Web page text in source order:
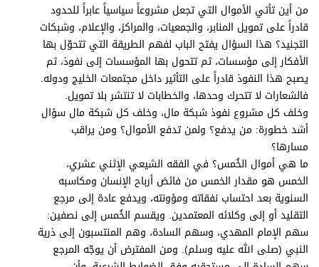
بودكاست
إنفوجراف
قصة صورة
كاريكتير
برامج
عدد اليوم
مواقيت الصلاة
الأحوال الجوية
من أين تأتي الأموال التي تجعل مشروعاً سياسياً عابراً للحدود
قادراً على تمويل المنابر، والجمعيات، والمراكز، والإعلام، وشبكات
التجنيد؟ هذا السؤال يفتح الباب لفهم الطريقة التي تتحوّل بها
الأفكار إلى مؤسسات، ثم تتحول بها المؤسسات إلى نفوذ، ثم
يصبح هذا النفوذ قادراً على التأثير داخل مجتمعات الخليج ودوله.
فالشعارات لا تتحرك وحدها، والخطابات لا تنتشر بلا تمويل.
وخلف كل مشروع نفوذ شبكة مال، وخلف كل شبكة مال سؤال
أشد خطورة: من يدفع؟ ولمن تدفع الأموال؟ ومن يراقب
مسارها؟
ما هي أموال الخُمس؟ في الفقه الشيعي الإثني عشري،
الخمس هو مقدار الخمس من فائض أرباح الإنسان ومكاسبه
السنوية بعد احتساب نفقاته ومؤونته، ويدفع عادة إلى مرجع
التقليد أو إلى وكلائه المعتمدين. ويقسم الخُمس إلى نصفين:
سهم الإمام المهدي، وسهم السادة، وهم المنتسبون إلى ذرية
النبي (صلى الله عليه وسلم). ومن المفترض أن يوجّه المرجع